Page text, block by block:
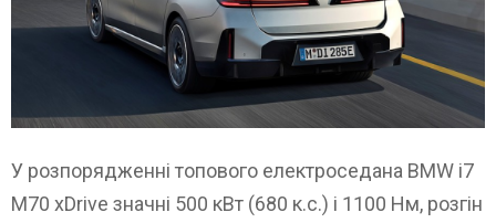
У розпорядженні топового електроседана BMW i7
M70 xDrive значні 500 кВт (680 к.с.) і 1100 Нм, розгін